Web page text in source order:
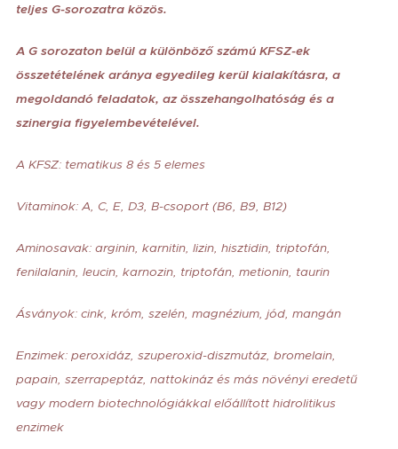
teljes G-sorozatra közös.
A G sorozaton belül a különböző számú KFSZ-ek
összetételének aránya egyedileg kerül kialakításra, a
megoldandó feladatok, az összehangolhatóság és a
szinergia figyelembevételével.
A KFSZ: tematikus 8 és 5 elemes
Vitaminok: A, C, E, D3, B-csoport (B6, B9, B12)
Aminosavak: arginin, karnitin, lizin, hisztidin, triptofán,
fenilalanin, leucin, karnozin, triptofán, metionin, taurin
Ásványok: cink, króm, szelén, magnézium, jód, mangán
Enzimek: peroxidáz, szuperoxid-diszmutáz, bromelain,
papain, szerrapeptáz, nattokináz és más növényi eredetű
vagy modern biotechnológiákkal előállított hidrolitikus
enzimek